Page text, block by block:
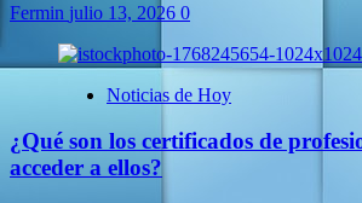
Fermin julio 13, 2026 0
Noticias de Hoy
¿Qué son los certificados de
acceder a ellos?